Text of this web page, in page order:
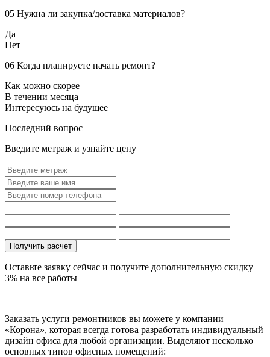
05 Нужна ли закупка/доставка материалов?
Да
Нет
06 Когда планируете начать ремонт?
Как можно скорее
В течении месяца
Интересуюсь на будущее
Последний вопрос
Введите метраж и узнайте цену
Оставьте заявку сейчас и получите дополнительную скидку
3% на все работы
Заказать услуги ремонтников вы можете у компании
«Корона», которая всегда готова разработать индивидуальный
дизайн офиса для любой организации. Выделяют несколько
основных типов офисных помещений: